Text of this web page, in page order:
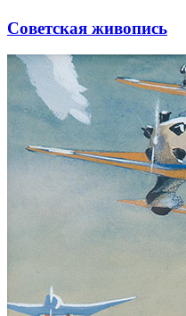
Советская живопись